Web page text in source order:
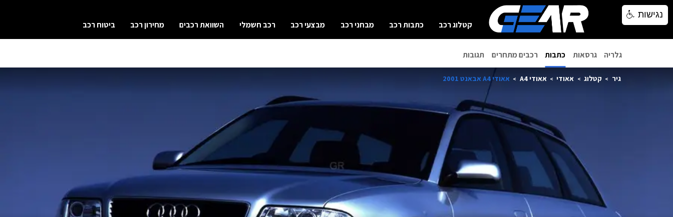
קטלוג רכב כתבות רכב מבחני רכב מבצעי רכב רכב חשמלי השוואת רכבים מחירון רכב ביטוח רכב
גלריה גרסאות כתבות רכבים מתחרים תגובות
גיר קטלוג אאודי אאודי A4 אאודי A4 אבאנט 2001
נגישות
נגישות